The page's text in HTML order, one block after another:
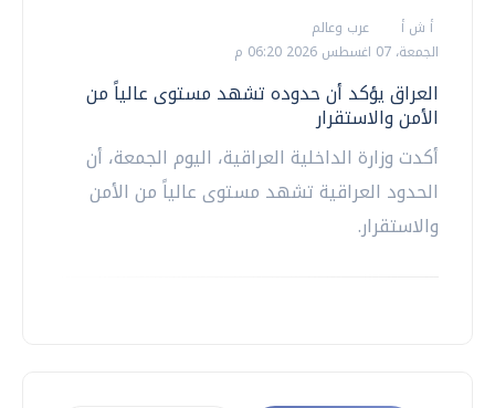
أ ش أ
عرب وعالم
الجمعة، 07 اغسطس 2026 06:20 م
العراق يؤكد أن حدوده تشهد مستوى عالياً من
الأمن والاستقرار
أكدت وزارة الداخلية العراقية، اليوم الجمعة، أن
الحدود العراقية تشهد مستوى عالياً من الأمن
والاستقرار.